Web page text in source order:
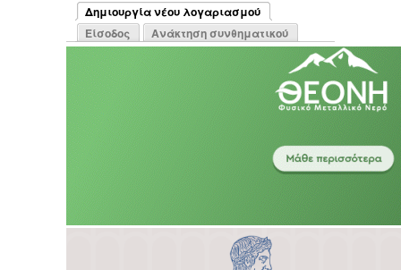
Πρωτεύουσες καρτέλες
Δημιουργία νέου λογαριασμού
(ενεργή καρτέλα)
Είσοδος Ανάκτηση συνθηματικού